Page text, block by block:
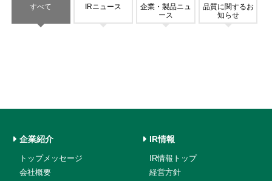
すべて IRニュース
企業・製品ニュ
ース
品質に関するお
知らせ
企業紹介
トップメッセージ
会社概要
IR情報
IR情報トップ
経営方針